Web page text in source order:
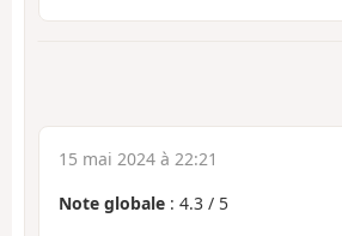
15 mai 2024 à 22:21
Note globale : 4.3 / 5